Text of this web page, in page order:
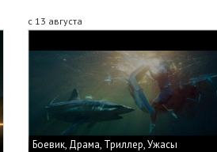
с 13 августа
Боевик, Драма, Триллер, Ужасы